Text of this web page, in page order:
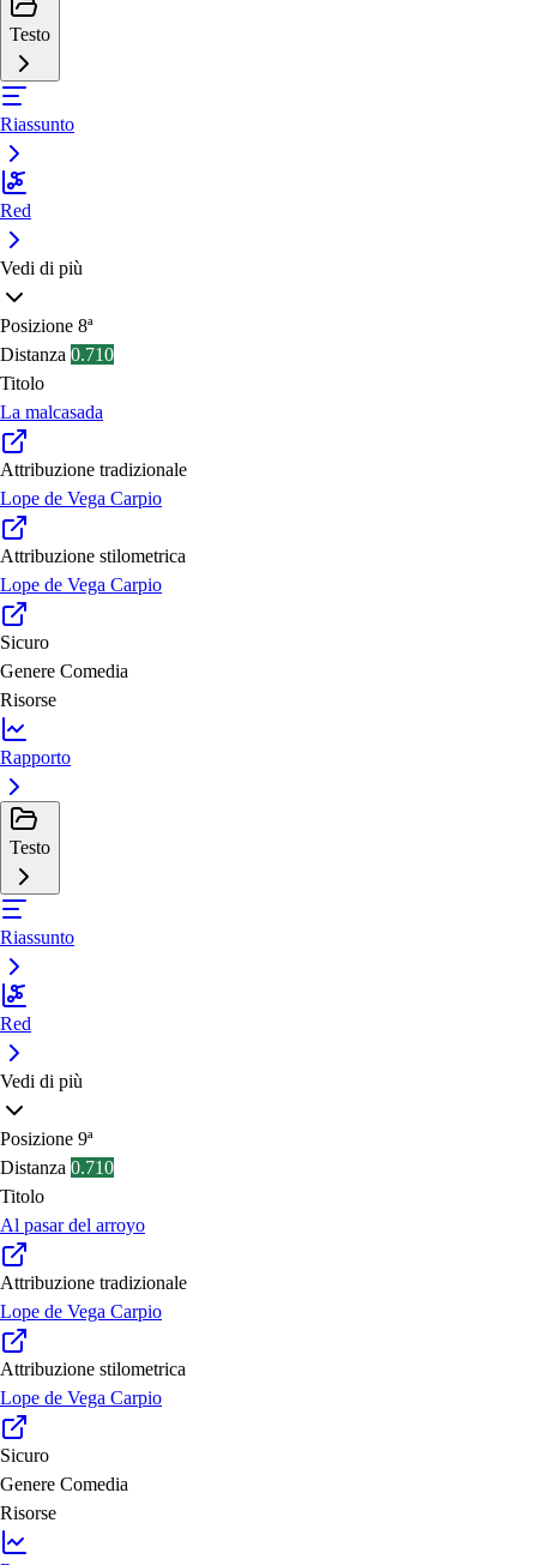
Testo
Riassunto
Red
Vedi di più
Posizione 8ª
Distanza 0.710
Titolo
La malcasada
Attribuzione tradizionale
Lope de Vega Carpio
Attribuzione stilometrica
Lope de Vega Carpio
Sicuro
Genere Comedia
Risorse
Rapporto
Testo
Riassunto
Red
Vedi di più
Posizione 9ª
Distanza 0.710
Titolo
Al pasar del arroyo
Attribuzione tradizionale
Lope de Vega Carpio
Attribuzione stilometrica
Lope de Vega Carpio
Sicuro
Genere Comedia
Risorse